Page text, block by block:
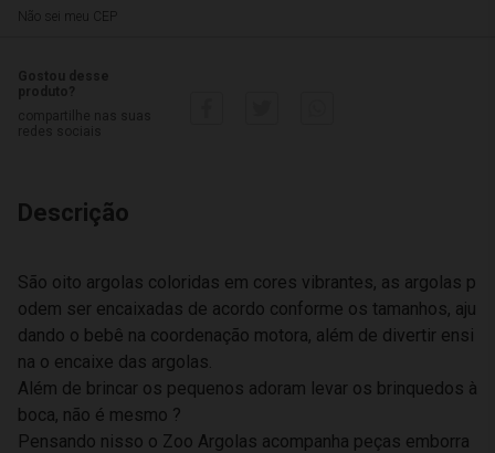
Não sei meu CEP
Descrição
São oito argolas coloridas em cores vibrantes, as argolas p
odem ser encaixadas de acordo conforme os tamanhos, aju
dando o bebê na coordenação motora, além de divertir ensi
na o encaixe das argolas.
Além de brincar os pequenos adoram levar os brinquedos à
boca, não é mesmo ?
Pensando nisso o Zoo Argolas acompanha peças emborra